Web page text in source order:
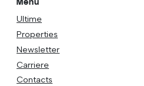
Ultime
Properties
Newsletter
Carriere
Contacts